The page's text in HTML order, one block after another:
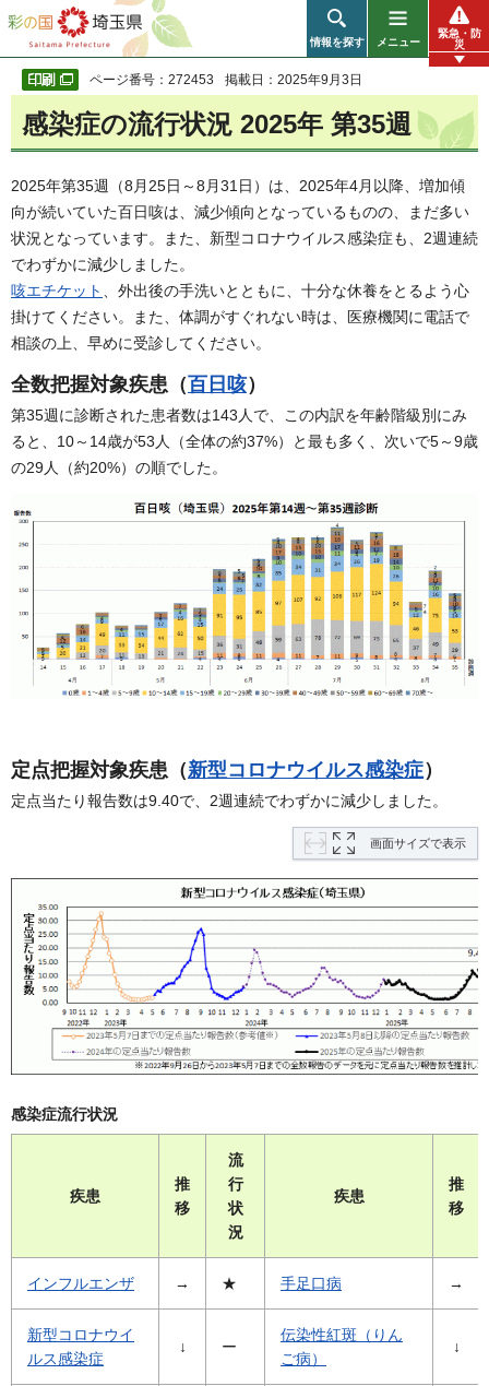
彩の国 埼玉県
情報を探す メニュー
緊急・防
災
ページ番号：272453 掲載日：2025年9月3日
感染症の流行状況 2025年 第35週
2025年第35週（8月25日～8月31日）は、2025年4月以降、増加傾
向が続いていた百日咳は、減少傾向となっているものの、まだ多い
状況となっています。また、新型コロナウイルス感染症も、2週連続
でわずかに減少しました。
咳エチケット
、外出後の手洗いとともに、十分な休養をとるよう心
掛けてください。また、体調がすぐれない時は、医療機関に電話で
相談の上、早めに受診してください。
全数把握対象疾患（百日咳）
第35週に診断された患者数は143人で、この内訳を年齢階級別にみ
ると、10～14歳が53人（全体の約37%）と最も多く、次いで5～9歳
の29人（約20%）の順でした。
定点把握対象疾患（新型コロナウイルス感染症）
定点当たり報告数は9.40で、2週連続でわずかに減少しました。
画面サイズで表示
感染症流行状況
疾患
推
移
流
行
状
況
疾患
推
移
インフルエンザ → ★ 手足口病 →
新型コロナウイ
ルス感染症
↓ ー
伝染性紅斑（りん
ご病）
↓